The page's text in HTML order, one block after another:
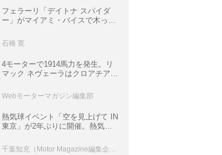
フェラーリ「デイトナ スパイダ
ー」がマイアミ・バイスで木っ端
サ」に化けた理由
石橋 寛
4モーターで1914馬力を発生。リ
マック ネヴェーラはクロアチア発
ロニクル・完全版／115】
Webモーターマガジン編集部
熱気球イベント「空を見上げて IN
東京」が2年ぶりに開催。熱気球
室などのコンテンツも